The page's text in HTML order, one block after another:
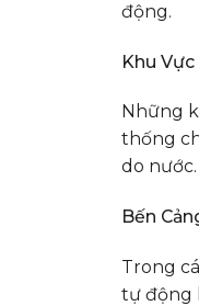
động.
Khu Vực
Những
thống
do
Bến
Trong
tự động